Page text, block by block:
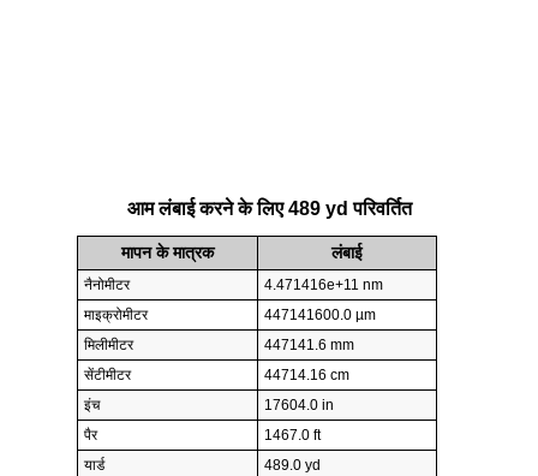
आम लंबाई करने के लिए 489 yd परिवर्तित
मापन के मात्रक लंबाई
नैनोमीटर
4.471416e+11 nm
माइक्रोमीटर
447141600.0 µm
मिलीमीटर
447141.6 mm
सेंटीमीटर
44714.16 cm
इंच
17604.0 in
पैर
1467.0 ft
यार्ड
489.0 yd